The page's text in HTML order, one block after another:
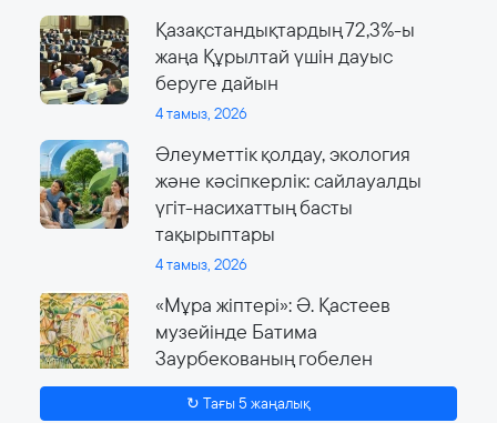
Қазақстандықтардың 72,3%-ы
жаңа Құрылтай үшін дауыс
беруге дайын
4 тамыз, 2026
Әлеуметтік қолдау, экология
және кәсіпкерлік: сайлауалды
үгіт-насихаттың басты
тақырыптары
4 тамыз, 2026
«Мұра жіптері»: Ә. Қастеев
музейінде Батима
Заурбекованың гобелен
өнеріне арналған ауқымды
көрме өтеді
↻ Тағы 5 жаңалық